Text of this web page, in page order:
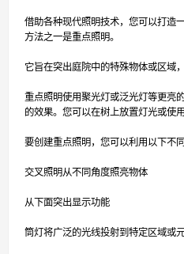
借助各种现代照明技术，您可以打造
方法之一是重点照明。
它旨在突出庭院中的特殊物体或区域
重点照明使用聚光灯或泛光灯等更亮
的效果。您可以在树上放置灯光或使
要创建重点照明，您可以利用以下不同
交叉照明从不同角度照亮物体
从下面突出显示功能
筒灯将广泛的光线投射到特定区域或